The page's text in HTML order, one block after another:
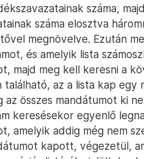
száma,
száma elosztva
megnövelve. Ezután
és amelyik lista
majd meg kell keresni a
található, az a lista kap
az összes mandátumot ki
keresésekor egyenlő
amelyik addig még nem
kapott, végezetül,